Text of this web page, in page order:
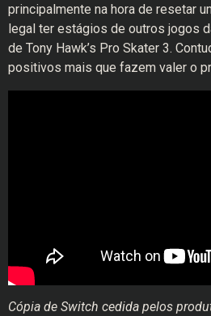
principalmente na hora de resetar
legal ter estágios de outros jogos
de Tony Hawk’s Pro Skater 3.
positivos mais que fazem valer o
Cópia de Switch cedida pelos